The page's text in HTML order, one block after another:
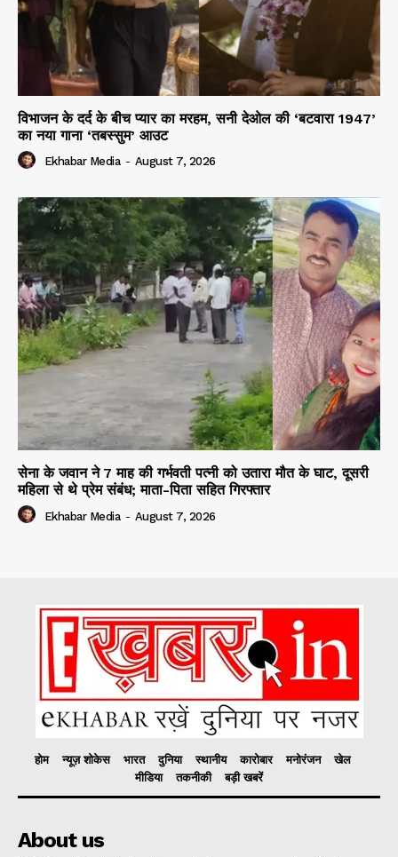
विभाजन के दर्द के बीच प्यार का मरहम, सनी देओल की ‘बटवारा 1947’
का नया गाना ‘तबस्सुम’ आउट
Ekhabar Media - August 7, 2026
सेना के जवान ने 7 माह की गर्भवती पत्नी को उतारा मौत के घाट, दूसरी
महिला से थे प्रेम संबंध; माता-पिता सहित गिरफ्तार
Ekhabar Media - August 7, 2026
होम न्यूज़ शोकेस भारत दुनिया स्थानीय कारोबार मनोरंजन
खेल
मीडिया
तकनीकी बड़ी खबरें
About us